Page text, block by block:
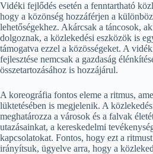
Vidéki fejlődés esetén a fenntartható
hogy a közönség hozzáférjen a
lehetőségekhez. Akárcsak a táncosok,
dolgoznak, a közlekedési eszközök is
támogatva ezzel a közösségeket. A
fejlesztése nemcsak a gazdaság
összetartozásához is hozzájárul.
A koreográfia fontos eleme a ritmus,
lüktetésében is megjelenik. A
meghatározza a városok és a falvak
utazásainkat, a kereskedelmi
kapcsolatokat. Fontos, hogy ezt a
irányítsuk, ügyelve arra, hogy a